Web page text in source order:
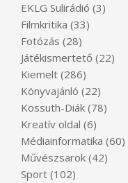
EKLG Sulirádió (3)
Filmkritika (33)
Fotózás (28)
Játékismertető (22)
Kiemelt (286)
Könyvajánló (22)
Kossuth-Diák (78)
Kreatív oldal (6)
Médiainformatika (60)
Művészsarok (42)
Sport (102)